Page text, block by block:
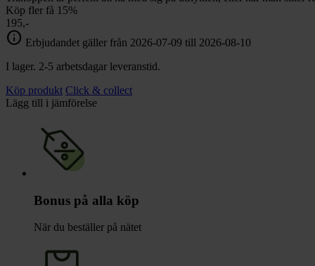
Reservdelar
Köp fler få 15%
195,-
info Erbjudandet gäller från 2026-07-09 till 2026-08-10
I lager. 2-5 arbetsdagar leveranstid.
Köp produkt Click & collect
Lägg till i jämförelse
Bonus på alla köp
När du beställer på nätet